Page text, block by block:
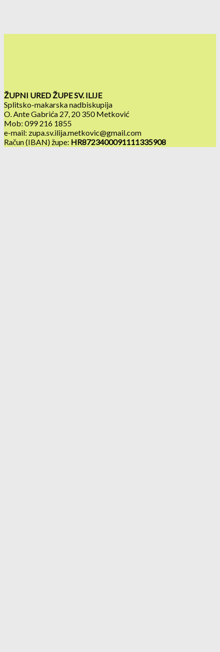
ŽUPNI URED ŽUPE SV. ILIJE
Splitsko-makarska nadbiskupija
O. Ante Gabrića 27, 20 350 Metković
Mob: 099 216 1855
e-mail: zupa.sv.ilija.metkovic@gmail.com
Račun (IBAN) župe: HR8723400091111335908